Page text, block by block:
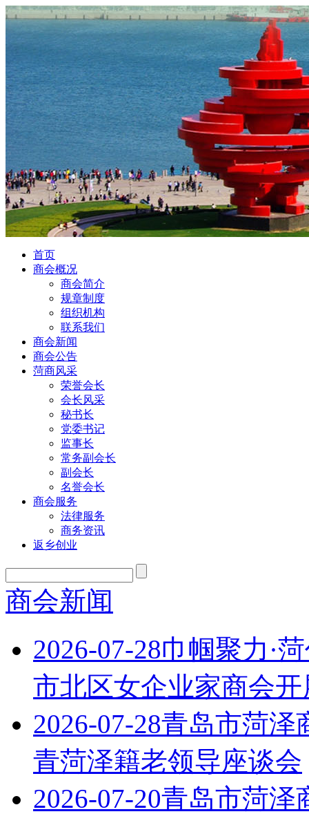
首页
商会概况
商会简介
规章制度
组织机构
联系我们
商会新闻
商会公告
菏商风采
荣誉会长
会长风采
秘书长
党委书记
监事长
常务副会长
副会长
名誉会长
商会服务
法律服务
商务资讯
返乡创业
商会新闻
2026-07-28巾帼聚力·
市北区女企业家商会
2026-07-28青岛市菏泽
青菏泽籍老领导座谈会
2026-07-20青岛市菏泽